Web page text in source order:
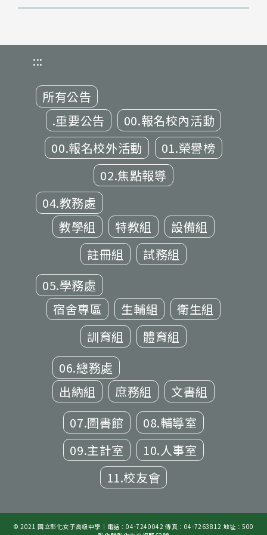
:::
所有公告
.重要公告
00.報名校內活動
00.報名校外活動
01.榮譽榜
02.焦點報導
04.教務處
教學組
特教組
設備組
註冊組
試務組
05.學務處
宿舍專區
生輔組
衛生組
訓育組
體育組
06.總務處
出納組
庶務組
文書組
07.圖書館
08.輔導室
09.主計室
10.人事室
11.校友會
© 2021 國立彰化女子高級中學｜電話：04-7240042 傳真：04-7263812 地址：500